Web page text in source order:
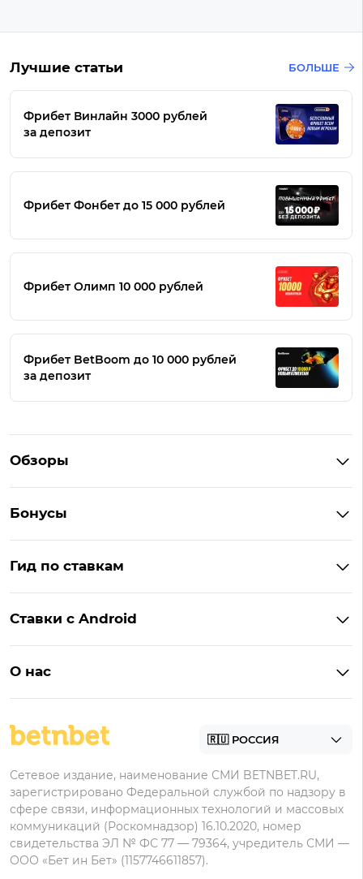
Лучшие статьи БОЛЬШЕ
Фрибет Винлайн 3000 рублей
за депозит
Фрибет Фонбет до 15 000 рублей
Фрибет Олимп 10 000 рублей
Фрибет BetBoom до 10 000 рублей
за депозит
Обзоры
BetBoom
Пари
Леон
Zenit
Бонусы
Бонусы BetBoom
Бонусы Леон
Гид по ставкам
БК для ставок с мобильного
Ставки с Android
Фонбет на Андроид
Олимп на Андроид
О нас
Пользовательское соглашение
данных
Сетевое издание, наименование СМИ BETNBET.RU,
зарегистрировано Федеральной службой по надзору в
сфере связи, информационных технологий и массовых
коммуникаций (Роскомнадзор) 16.10.2020, номер
свидетельства ЭЛ № ФС 77 — 79364, учредитель СМИ —
ООО «Бет ин Бет» (1157746611857).